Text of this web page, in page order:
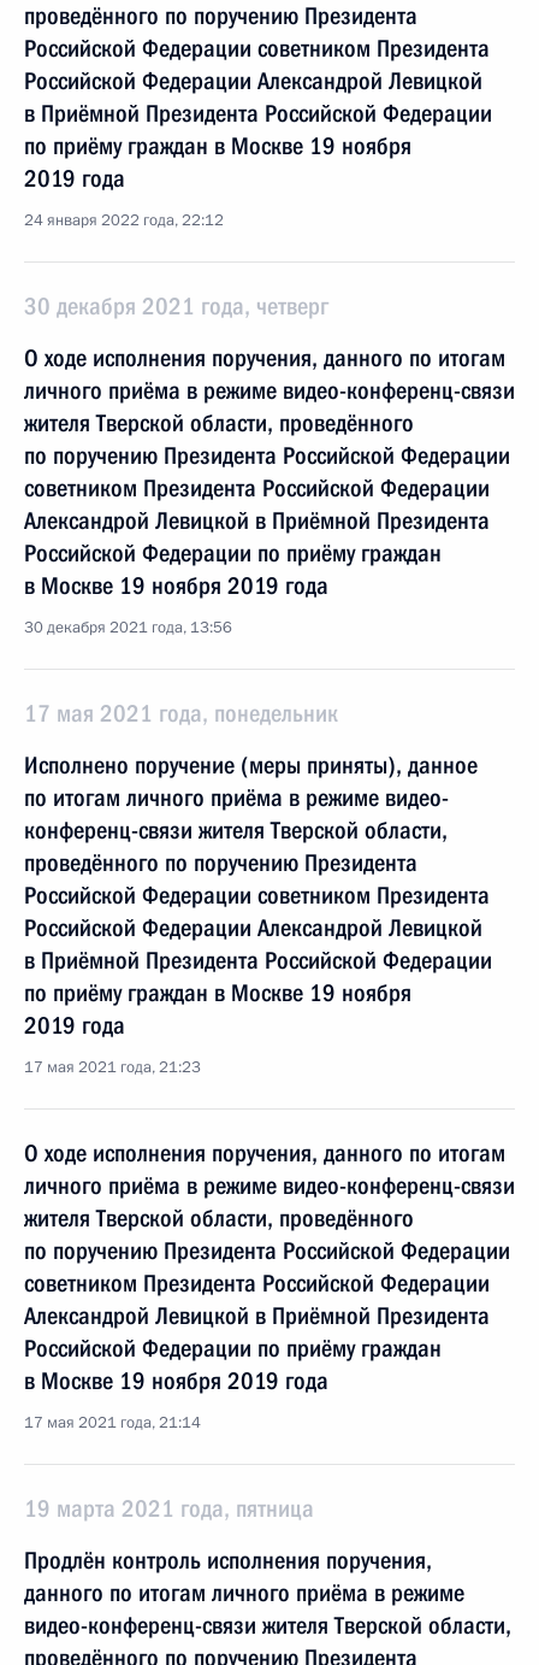
проведённого по поручению Президента
Российской Федерации советником Президента
Российской Федерации Александрой Левицкой
в Приёмной Президента Российской Федерации
по приёму граждан в Москве 19 ноября
2019 года
24 января 2022 года, 22:12
30 декабря 2021 года, четверг
О ходе исполнения поручения, данного по итогам
личного приёма в режиме видео-конференц-связи
жителя Тверской области, проведённого
по поручению Президента Российской Федерации
советником Президента Российской Федерации
Александрой Левицкой в Приёмной Президента
Российской Федерации по приёму граждан
в Москве 19 ноября 2019 года
30 декабря 2021 года, 13:56
17 мая 2021 года, понедельник
Исполнено поручение (меры приняты), данное
по итогам личного приёма в режиме видео-
конференц-связи жителя Тверской области,
проведённого по поручению Президента
Российской Федерации советником Президента
Российской Федерации Александрой Левицкой
в Приёмной Президента Российской Федерации
по приёму граждан в Москве 19 ноября
2019 года
17 мая 2021 года, 21:23
О ходе исполнения поручения, данного по итогам
личного приёма в режиме видео-конференц-связи
жителя Тверской области, проведённого
по поручению Президента Российской Федерации
советником Президента Российской Федерации
Александрой Левицкой в Приёмной Президента
Российской Федерации по приёму граждан
в Москве 19 ноября 2019 года
17 мая 2021 года, 21:14
19 марта 2021 года, пятница
Продлён контроль исполнения поручения,
данного по итогам личного приёма в режиме
видео-конференц-связи жителя Тверской области,
проведённого по поручению Президента